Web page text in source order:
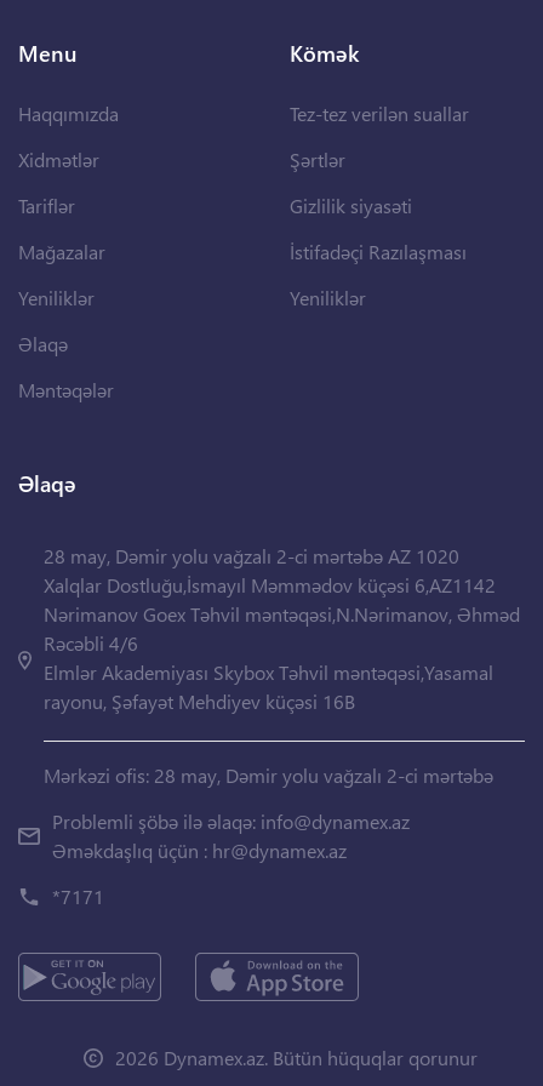
Menu
Haqqımızda
Xidmətlər
Tariflər
Mağazalar
Yeniliklər
Əlaqə
Məntəqələr
Kömək
Tez-tez verilən suallar
Şərtlər
Gizlilik siyasəti
İstifadəçi Razılaşması
Yeniliklər
Əlaqə
28 may, Dəmir yolu vağzalı 2-ci mərtəbə AZ 1020
Xalqlar Dostluğu,İsmayıl Məmmədov küçəsi 6,AZ1142
Nərimanov Goex Təhvil məntəqəsi,N.Nərimanov, Əhməd
Rəcəbli 4/6
Elmlər Akademiyası Skybox Təhvil məntəqəsi,Yasamal
rayonu, Şəfayət Mehdiyev küçəsi 16B
Mərkəzi ofis: 28 may, Dəmir yolu vağzalı 2-ci mərtəbə
Problemli şöbə ilə əlaqə: info@dynamex.az
Əməkdaşlıq üçün : hr@dynamex.az
*7171
2026 Dynamex.az. Bütün hüquqlar qorunur